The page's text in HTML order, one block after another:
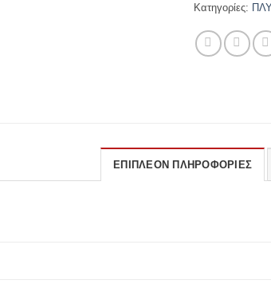
Κατηγορίες:
ΕΠΙΠΛΈΟΝ ΠΛΗΡΟΦΟΡΊΕΣ